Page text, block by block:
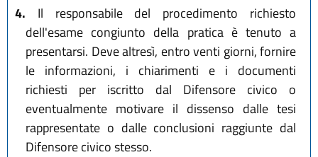
4. Il responsabile del procedimento richiesto
dell'esame congiunto della pratica è tenuto a
presentarsi. Deve altresì, entro venti giorni, fornire
le informazioni, i chiarimenti e i documenti
richiesti per iscritto dal Difensore civico o
eventualmente motivare il dissenso dalle tesi
rappresentate o dalle conclusioni raggiunte dal
Difensore civico stesso.